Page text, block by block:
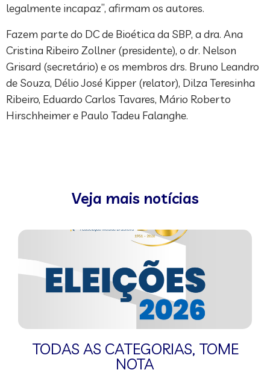
legalmente incapaz”, afirmam os autores.
Fazem parte do DC de Bioética da SBP, a dra. Ana
Cristina Ribeiro Zollner (presidente), o dr. Nelson
Grisard (secretário) e os membros drs. Bruno Leandro
de Souza, Délio José Kipper (relator), Dilza Teresinha
Ribeiro, Eduardo Carlos Tavares, Mário Roberto
Hirschheimer e Paulo Tadeu Falanghe.
Veja mais notícias
TODAS AS CATEGORIAS, TOME
NOTA